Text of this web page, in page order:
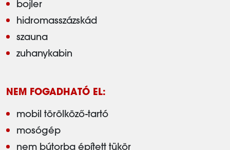
bojler
hidromasszázskád
szauna
zuhanykabin
NEM FOGADHATÓ EL:
mobil törölköző-tartó
mosógép
nem bútorba épített tükör